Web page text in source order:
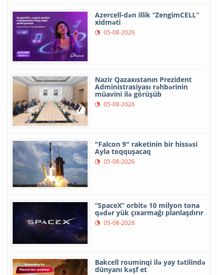
Azercell-dən illik “ZengimCELL”
xidməti
05-08-2026
Nazir Qazaxıstanın Prezident
Administrasiyası rəhbərinin
müavini ilə görüşüb
05-08-2026
"Falcon 9" raketinin bir hissəsi
Ayla toqquşacaq
05-08-2026
“SpaceX” orbitə 10 milyon tona
qədər yük çıxarmağı planlaşdırır
05-08-2026
Bakcell rouminqi ilə yay tətilində
dünyanı kəşf et